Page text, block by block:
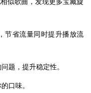
似歌曲，发现更多宝藏旋
节省流量同时提升播放流
题，提升稳定性。
口味。